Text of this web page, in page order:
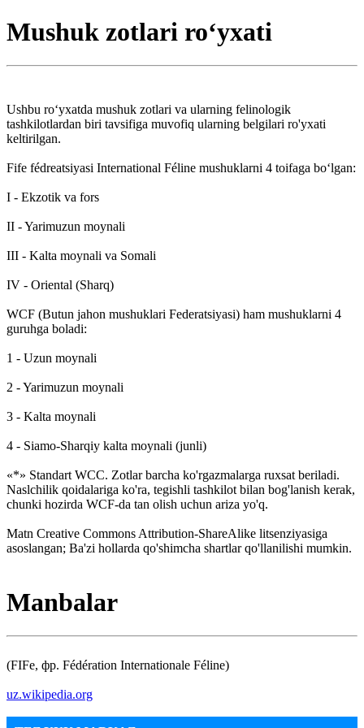
Mushuk zotlari roʻyxati
Ushbu roʻyxatda mushuk zotlari va ularning felinologik
tashkilotlardan biri tavsifiga muvofiq ularning belgilari ro'yxati
keltirilgan.
Fife fédreatsiyasi International Féline mushuklarni 4 toifaga boʻlgan:
I - Ekzotik va fors
II - Yarimuzun moynali
III - Kalta moynali va Somali
IV - Oriental (Sharq)
WCF (Butun jahon mushuklari Federatsiyasi) ham mushuklarni 4
guruhga boladi:
1 - Uzun moynali
2 - Yarimuzun moynali
3 - Kalta moynali
4 - Siamo-Sharqiy kalta moynali (junli)
«*» Standart WCC. Zotlar barcha ko'rgazmalarga ruxsat beriladi.
Naslchilik qoidalariga ko'ra, tegishli tashkilot bilan bog'lanish kerak,
chunki hozirda WCF-da tan olish uchun ariza yo'q.
Matn Creative Commons Attribution-ShareAlike litsenziyasiga
asoslangan; Ba'zi hollarda qo'shimcha shartlar qo'llanilishi mumkin.
Manbalar
(FIFe, фр. Fédération Internationale Féline)
uz.wikipedia.org